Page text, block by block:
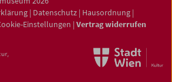
| Datenschutz | Hausordnung |
Einstellungen | Vertrag widerrufen